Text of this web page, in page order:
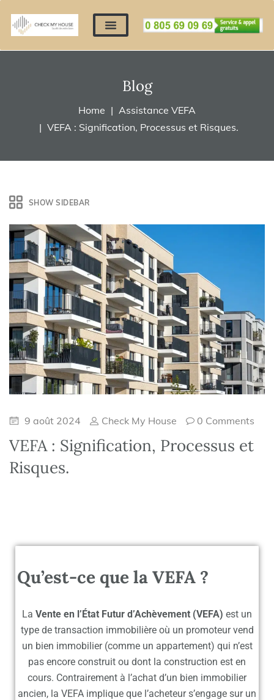
Blog
Home
Assistance VEFA
VEFA : Signification, Processus et Risques.
SHOW SIDEBAR
9 août 2024 Check My House 0 Comments
VEFA : Signification, Processus et
Risques.
Qu’est-ce que la VEFA ?
La Vente en l’État Futur d’Achèvement (VEFA) est un
type de transaction immobilière où un promoteur vend
un bien immobilier (comme un appartement) qui n’est
pas encore construit ou dont la construction est en
cours. Contrairement à l’achat d’un bien immobilier
ancien, la VEFA implique que l’acheteur s’engage sur un